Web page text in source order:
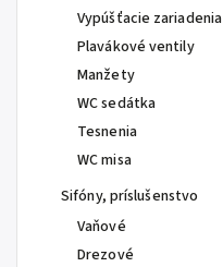
Vypúšťacie zariadenia
Plavákové ventily
Manžety
WC sedátka
Tesnenia
WC misa
Sifóny, príslušenstvo
Vaňové
Drezové